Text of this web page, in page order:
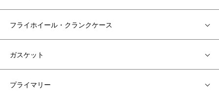
フライホイール・クランクケース
ガスケット
プライマリー